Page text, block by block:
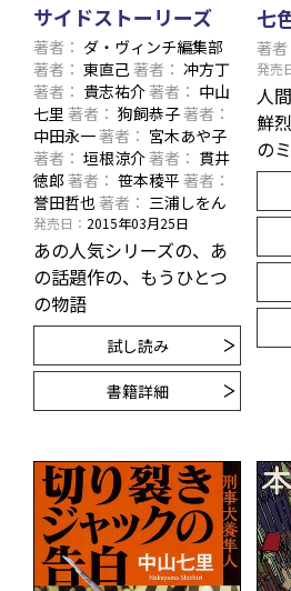
サイドストーリーズ
著者
ダ・ヴィンチ編集部
著者
東直己著者
冲方丁
著者
貴志祐介著者
中山
七里 著者 狗飼恭子著者
中田永一著者
宮木あや子
著者
垣根涼介著者
貫井
徳郎 著者 笹本稜平 著者
誉田哲也著者 三浦しをん
発売日 2015年03月25日
あの人気シリーズの、あ
の話題作の、もうひとつ
の物語
試し読み
書籍詳細
七
著者
発売
人
鮮
の